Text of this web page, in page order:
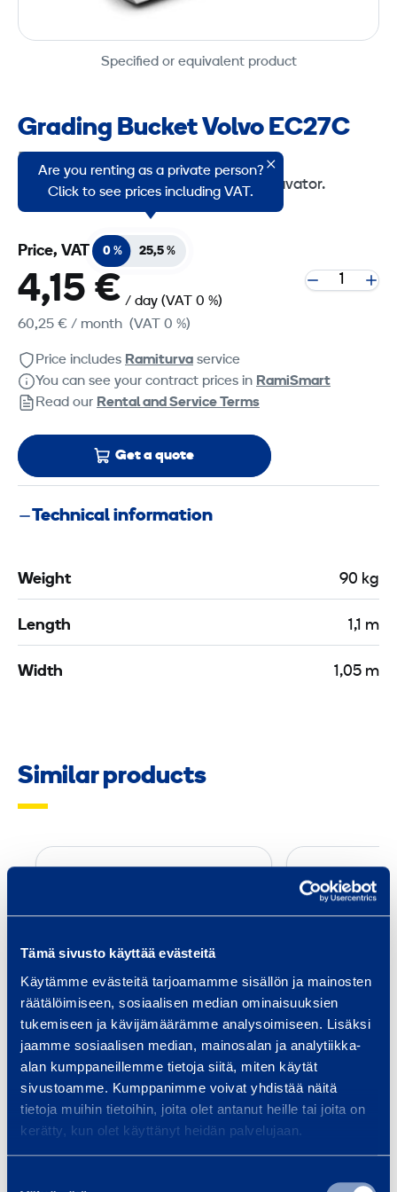
Tämä sivusto käyttää evästeitä
Käytämme evästeitä tarjoamamme sisällön ja mainosten
räätälöimiseen, sosiaalisen median ominaisuuksien
tukemiseen ja kävijämäärämme analysoimiseen. Lisäksi
jaamme sosiaalisen median, mainosalan ja analytiikka-
alan kumppaneillemme tietoja siitä, miten käytät
sivustoamme. Kumppanimme voivat yhdistää näitä
tietoja muihin tietoihin, joita olet antanut heille tai joita on
kerätty, kun olet käyttänyt heidän palvelujaan.
Specified or equivalent product
Grading Bucket Volvo EC27C
Product group code: 2117265
Grading bucket for Volvo EC27C excavator.
Are you renting as a private person?
Click to see prices including VAT.
Price, VAT 0 % 25,5 %
4,15 € / day (VAT 0 %)
60,25 € / month (VAT 0 %)
Price includes Ramiturva service
You can see your contract prices in RamiSmart
Read our Rental and Service Terms
Get a quote
Technical information
Weight 90 kg
Length 1,1 m
Width 1,05 m
Similar products
r
a
l
B
u
c
k
e
General Bucket
Coupling: Avant
Weight: 73 kg
3,55 € / day (VAT 0 %)